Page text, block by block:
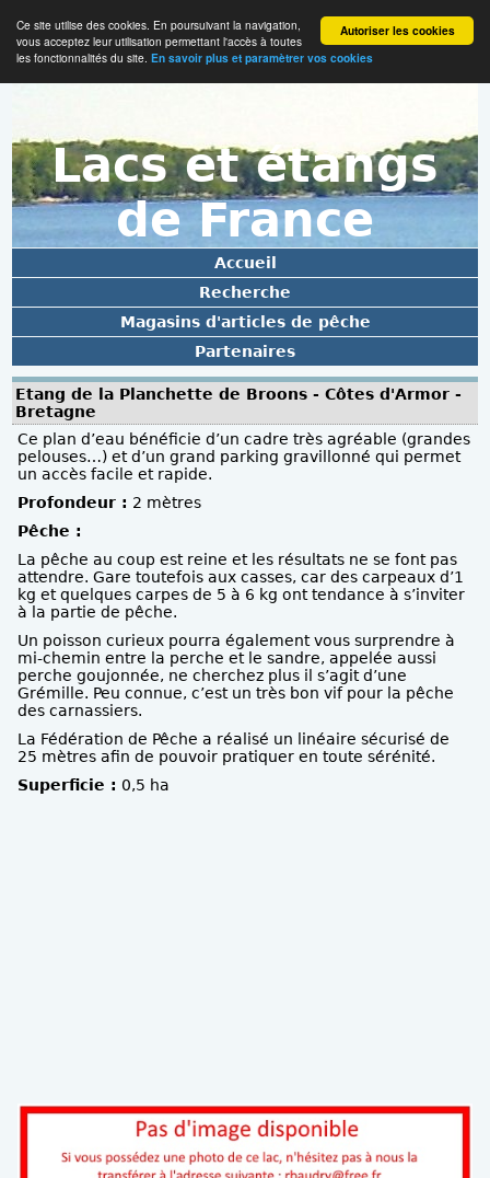
Autoriser les cookies
Ce site utilise des cookies. En poursuivant la navigation,
vous acceptez leur utilisation permettant l'accès à toutes
les fonctionnalités du site. En savoir plus et paramètrer vos cookies
Lacs et étangs
de France
Accueil
Recherche
Magasins d'articles de pêche
Partenaires
Etang de la Planchette de Broons - Côtes d'Armor -
Bretagne
Ce plan d’eau bénéficie d’un cadre très agréable (grandes
pelouses…) et d’un grand parking gravillonné qui permet
un accès facile et rapide.
Profondeur : 2 mètres
Pêche :
La pêche au coup est reine et les résultats ne se font pas
attendre. Gare toutefois aux casses, car des carpeaux d’1
kg et quelques carpes de 5 à 6 kg ont tendance à s’inviter
à la partie de pêche.
Un poisson curieux pourra également vous surprendre à
mi-chemin entre la perche et le sandre, appelée aussi
perche goujonnée, ne cherchez plus il s’agit d’une
Grémille. Peu connue, c’est un très bon vif pour la pêche
des carnassiers.
La Fédération de Pêche a réalisé un linéaire sécurisé de
25 mètres afin de pouvoir pratiquer en toute sérénité.
Superficie : 0,5 ha